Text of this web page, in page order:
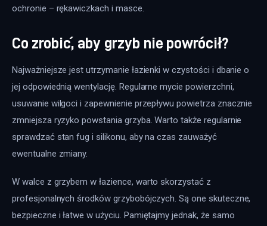
ochronie – rękawiczkach i masce.
Co zrobić, aby grzyb nie powrócił?
Najważniejsze jest utrzymanie łazienki w czystości i dbanie o
jej odpowiednią wentylację. Regularne mycie powierzchni,
usuwanie wilgoci i zapewnienie przepływu powietrza znacznie
zmniejsza ryzyko powstania grzyba. Warto także regularnie
sprawdzać stan fug i silikonu, aby na czas zauważyć
ewentualne zmiany.
W walce z grzybem w łazience, warto skorzystać z
profesjonalnych środków grzybobójczych. Są one skuteczne,
bezpieczne i łatwe w użyciu. Pamiętajmy jednak, że samo